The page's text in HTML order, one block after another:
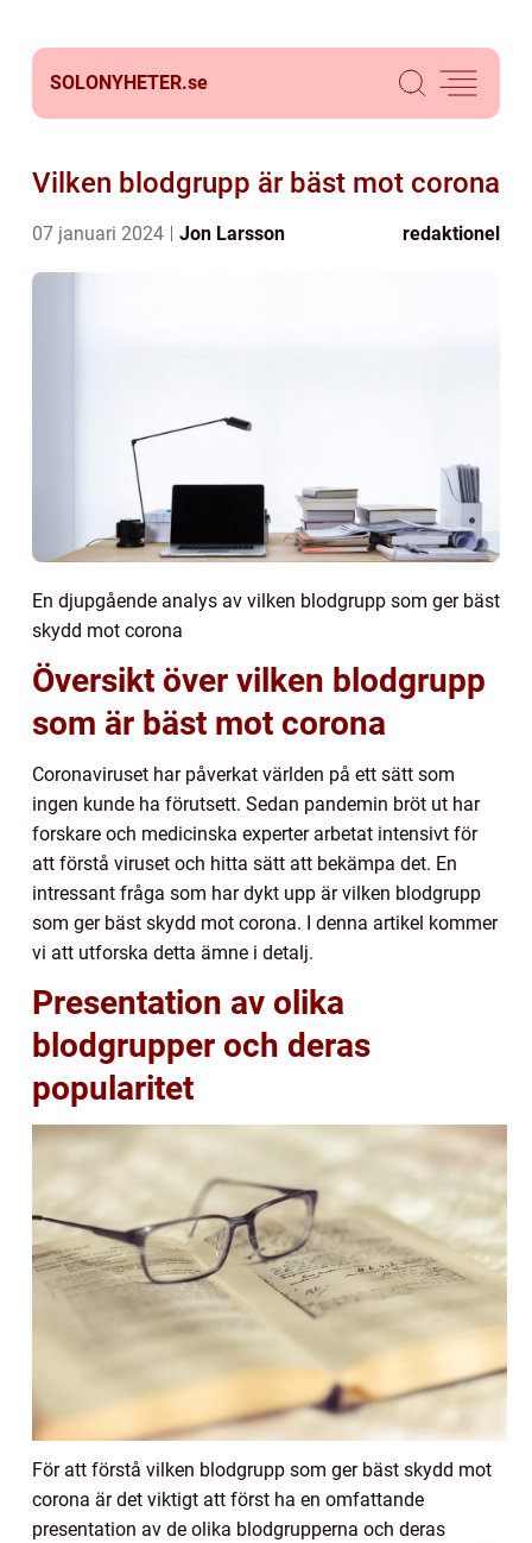
SOLONYHETER.se
Vilken blodgrupp är bäst mot corona
07 januari 2024 Jon Larsson redaktionel
En djupgående analys av vilken blodgrupp som ger bäst
skydd mot corona
Översikt över vilken blodgrupp
som är bäst mot corona
Coronaviruset har påverkat världen på ett sätt som
ingen kunde ha förutsett. Sedan pandemin bröt ut har
forskare och medicinska experter arbetat intensivt för
att förstå viruset och hitta sätt att bekämpa det. En
intressant fråga som har dykt upp är vilken blodgrupp
som ger bäst skydd mot corona. I denna artikel kommer
vi att utforska detta ämne i detalj.
Presentation av olika
blodgrupper och deras
popularitet
För att förstå vilken blodgrupp som ger bäst skydd mot
corona är det viktigt att först ha en omfattande
presentation av de olika blodgrupperna och deras